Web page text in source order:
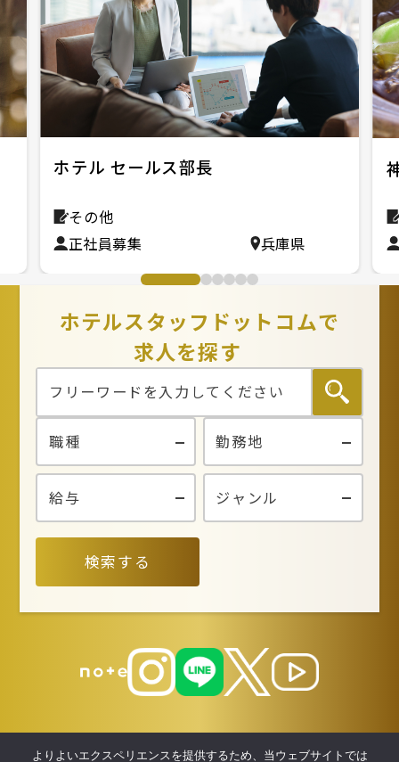
ホテル セールス部長
その他
正社員募集
兵庫県
ホテルスタッフドットコムで
求人を探す
検索する
よりよいエクスペリエンスを提供するため、当ウェブサイトでは